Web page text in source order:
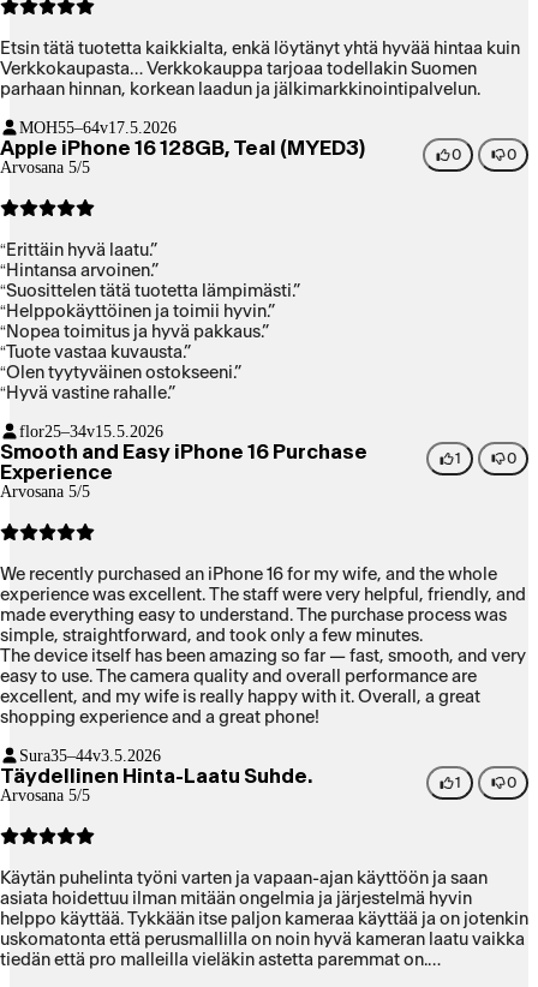
Etsin tätä tuotetta kaikkialta, enkä löytänyt yhtä hyvää hintaa kuin
Verkkokaupasta… Verkkokauppa tarjoaa todellakin Suomen
parhaan hinnan, korkean laadun ja jälkimarkkinointipalvelun.
MOH55–64v17.5.2026
Apple iPhone 16 128GB, Teal (MYED3)
Arvosana 5/5
0 0
“Erittäin hyvä laatu.”
“Hintansa arvoinen.”
“Suosittelen tätä tuotetta lämpimästi.”
“Helppokäyttöinen ja toimii hyvin.”
“Nopea toimitus ja hyvä pakkaus.”
“Tuote vastaa kuvausta.”
“Olen tyytyväinen ostokseeni.”
“Hyvä vastine rahalle.”
flor25–34v15.5.2026
Smooth and Easy iPhone 16 Purchase
Experience
Arvosana 5/5
1 0
We recently purchased an iPhone 16 for my wife, and the whole
experience was excellent. The staff were very helpful, friendly, and
made everything easy to understand. The purchase process was
simple, straightforward, and took only a few minutes.
The device itself has been amazing so far — fast, smooth, and very
easy to use. The camera quality and overall performance are
excellent, and my wife is really happy with it. Overall, a great
shopping experience and a great phone!
Sura35–44v3.5.2026
Täydellinen Hinta-Laatu Suhde.
Arvosana 5/5
1 0
Käytän puhelinta työni varten ja vapaan-ajan käyttöön ja saan
asiata hoidettuu ilman mitään ongelmia ja järjestelmä hyvin
helppo käyttää. Tykkään itse paljon kameraa käyttää ja on jotenkin
uskomatonta että perusmallilla on noin hyvä kameran laatu vaikka
tiedän että pro malleilla vieläkin astetta paremmat on.